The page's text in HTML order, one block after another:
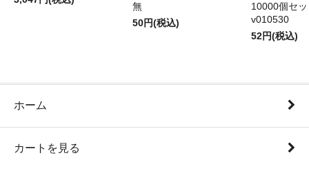
無
50円(税込)
10000個セ
v010530
52円(税込)
ホーム
カートを見る